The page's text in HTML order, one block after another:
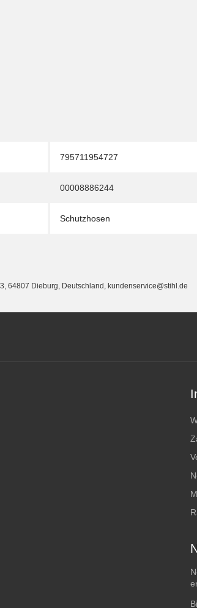
795711954727
00008886244
Schutzhosen
64807 Dieburg, Deutschland, kundenservice@stihl.de